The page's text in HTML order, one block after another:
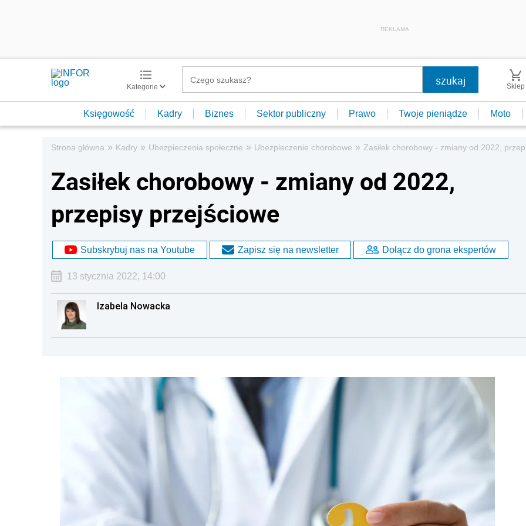
REKLAMA
Kategorie Sklep
Księgowość Kadry Biznes Sektor publiczny Prawo Twoje pieniądze Moto
Strona główna » Kadry » Ubezpieczenia społeczne » Ubezpieczenie chorobowe » Zasiłek chorobowy - zmiany od 2022,
Zasiłek chorobowy - zmiany od 2022,
przepisy przejściowe
Subskrybuj nas na Youtube Zapisz się na newsletter Dołącz do grona ekspertów
13 stycznia 2022, 14:00
Izabela Nowacka